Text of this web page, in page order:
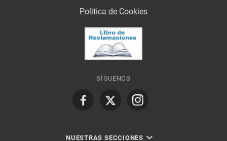
Politica de Cookies
SÍGUENOS
NUESTRAS SECCIONES